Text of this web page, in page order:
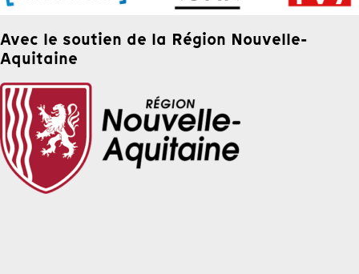
Avec le soutien de la Région Nouvelle-
Aquitaine